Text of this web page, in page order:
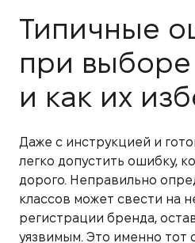
Типичные
при выборе
и как их
Даже с инструкцией и
легко допустить ошибку,
дорого. Неправильно
классов может свести на
регистрации бренда,
уязвимым. Это именно тот